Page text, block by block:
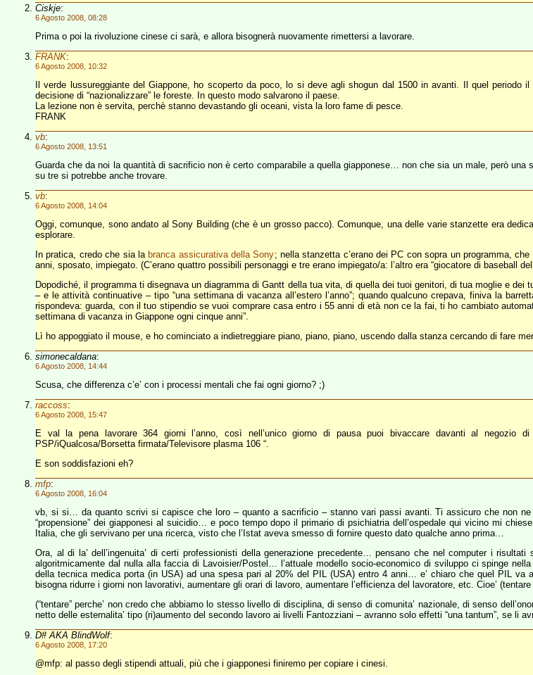
Ciskje:
6 Agosto 2008, 08:28
Prima o poi la rivoluzione cinese ci sarà, e allora bisognerà nuovamente rimettersi a lavorare.
FRANK:
6 Agosto 2008, 10:32
Il verde lussureggiante del Giappone, ho scoperto da poco, lo si deve agli shogun dal 1500 in avanti. Il quel periodo
decisione di “nazionalizzare” le foreste. In questo modo salvarono il paese.
La lezione non è servita, perchè stanno devastando gli oceani, vista la loro fame di pesce.
FRANK
vb:
6 Agosto 2008, 13:51
Guarda che da noi la quantità di sacrificio non è certo comparabile a quella giapponese… non che sia un male, però una
su tre si potrebbe anche trovare.
vb:
6 Agosto 2008, 14:04
Oggi, comunque, sono andato al Sony Building (che è un grosso pacco). Comunque, una delle varie stanzette era
esplorare.
In pratica, credo che sia la branca assicurativa della Sony; nella stanzetta c’erano dei PC con sopra un programma,
anni, sposato, impiegato. (C’erano quattro possibili personaggi e tre erano impiegato/a: l’altro era “giocatore di baseball
Dopodiché, il programma ti disegnava un diagramma di Gantt della tua vita, di quella dei tuoi genitori, di tua moglie e dei
– e le attività continuative – tipo “una settimana di vacanza all’estero l’anno”; quando qualcuno crepava, finiva la
rispondeva: guarda, con il tuo stipendio se vuoi comprare casa entro i 55 anni di età non ce la fai, ti ho cambiato
settimana di vacanza in Giappone ogni cinque anni”.
Lì ho appoggiato il mouse, e ho cominciato a indietreggiare piano, piano, piano, uscendo dalla stanza cercando di fare
simonecaldana:
6 Agosto 2008, 14:44
Scusa, che differenza c’e’ con i processi mentali che fai ogni giorno? ;)
raccoss:
6 Agosto 2008, 15:47
E val la pena lavorare 364 giorni l’anno, così nell’unico giorno di pausa puoi bivaccare davanti al negozio
PSP/iQualcosa/Borsetta firmata/Televisore plasma 106 “.
E son soddisfazioni eh?
mfp:
6 Agosto 2008, 16:04
vb, si si… da quanto scrivi si capisce che loro – quanto a sacrificio – stanno vari passi avanti. Ti assicuro che non
“propensione” dei giapponesi al suicidio… e poco tempo dopo il primario di psichiatria dell’ospedale qui vicino mi
Italia, che gli servivano per una ricerca, visto che l’Istat aveva smesso di fornire questo dato qualche anno prima…
Ora, al di la’ dell’ingenuita’ di certi professionisti della generazione precedente… pensano che nel computer i
algoritmicamente dal nulla alla faccia di Lavoisier/Postel… l’attuale modello socio-economico di sviluppo ci spinge
della tecnica medica porta (in USA) ad una spesa pari al 20% del PIL (USA) entro 4 anni… e’ chiaro che quel PIL va
bisogna ridurre i giorni non lavorativi, aumentare gli orari di lavoro, aumentare l’efficienza del lavoratore, etc. Cioe’
(“tentare” perche’ non credo che abbiamo lo stesso livello di disciplina, di senso di comunita’ nazionale, di senso
netto delle esternalita’ tipo (ri)aumento del secondo lavoro ai livelli Fantozziani – avranno solo effetti “una tantum”, se li
D# AKA BlindWolf:
6 Agosto 2008, 17:20
@mfp: al passo degli stipendi attuali, più che i giapponesi finiremo per copiare i cinesi.